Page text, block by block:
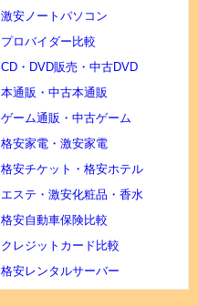
激安ノートパソコン
プロバイダー比較
CD・DVD販売・中古DVD
本通販・中古本通販
ゲーム通販・中古ゲーム
格安家電・激安家電
格安チケット・格安ホテル
エステ・激安化粧品・香水
格安自動車保険比較
クレジットカード比較
格安レンタルサーバー